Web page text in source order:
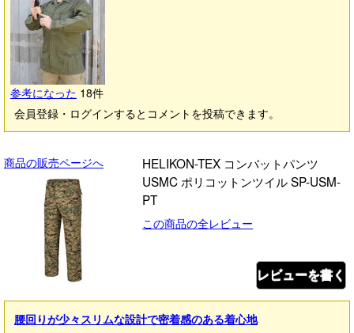
参考になった 18件
会員登録・ログインするとコメントを投稿できます。
商品の販売ページへ
HELIKON-TEX コンバットパンツ
USMC ポリコットンツイル SP-USM-
PT
この商品の全レビュー
レビューを書く
腰回りが少々スリムな設計で密着感のある着心地